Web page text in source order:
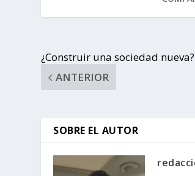
¿Construir una sociedad nueva?
ANTERIOR
SOBRE EL AUTOR